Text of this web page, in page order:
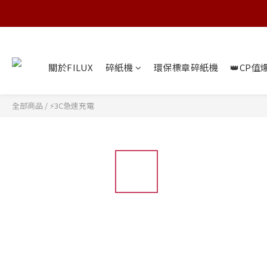
關於FILUX 碎紙機 環保標章碎紙機 👑CP值
全部商品 / ⚡3C急速充電